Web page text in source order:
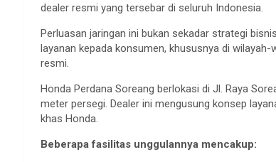
dealer resmi yang tersebar di seluruh Indonesia.
Perluasan jaringan ini bukan sekadar strategi
layanan kepada konsumen, khususnya di
resmi.
Honda Perdana Soreang berlokasi di Jl. Raya
meter persegi. Dealer ini mengusung konsep
khas Honda.
Beberapa fasilitas unggulannya mencakup: